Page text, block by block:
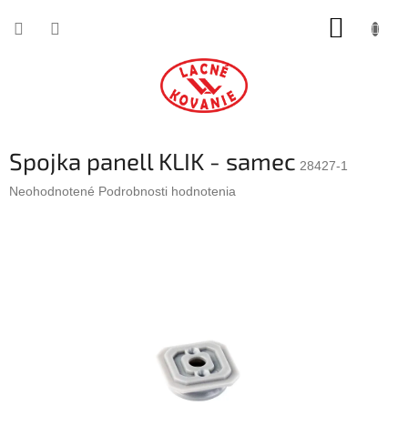
Spojka panell KLIK - samec 28427-1
Priemerné
Neohodnotené Podrobnosti hodnotenia